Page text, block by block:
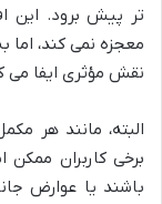
معجزه نمی کند، اما
نقش مؤثری ایفا می
البته، مانند هر
برخی کاربران
باشند یا عوارض